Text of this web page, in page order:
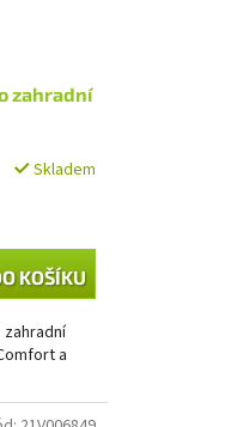
zahradní
Skladem
KOŠÍKU
a